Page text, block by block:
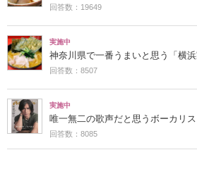
回答数：19649
実施中
神奈川県で一番うまいと思う「横
回答数：8507
実施中
唯一無二の歌声だと思うボーカリス
回答数：8085